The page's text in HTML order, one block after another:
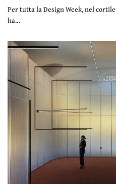
Per tutta la Design Week, nel
ha…